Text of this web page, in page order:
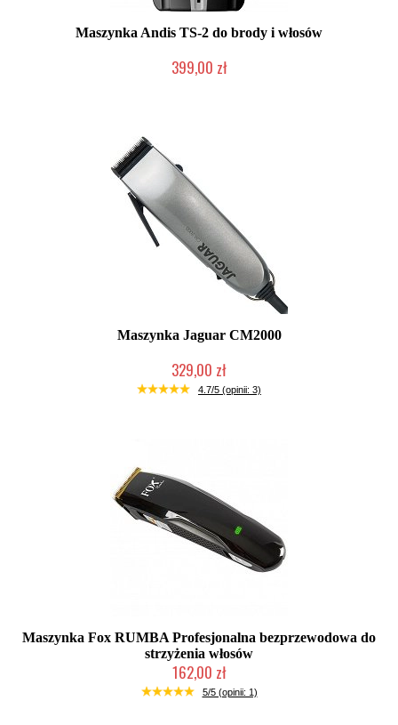
Maszynka Andis TS-2 do brody i włosów
399,00 zł
Maszynka Jaguar CM2000
329,00 zł
Duża ilość (wysyłka w 24h)
4.7/5 (opinii: 3)
Maszynka Fox RUMBA Profesjonalna bezprzewodowa do
strzyżenia włosów
162,00 zł
Duża ilość (wysyłka w 24h)
5/5 (opinii: 1)